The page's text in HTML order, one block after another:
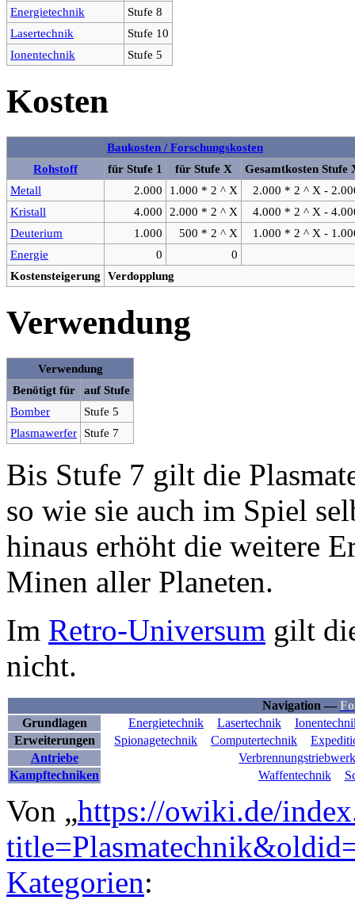
Energietechnik
Stufe 8
Lasertechnik
Stufe 10
Ionentechnik
Stufe 5
Kosten
Baukosten / Forschungskosten
Rohstoff
für Stufe 1 für Stufe X
Gesamtkosten Stufe
Metall
2.000 1.000 * 2 ^ X
2.000 * 2 ^ X -
Kristall
4.000 2.000 * 2 ^ X
4.000 * 2 ^ X -
Deuterium
1.000 500 * 2 ^ X
1.000 * 2 ^ X -
Energie
0
0
Kostensteigerung Verdopplung
Verwendung
Verwendung
Benötigt für
auf Stufe
Bomber
Stufe 5
Plasmawerfer Stufe 7
Bis Stufe 7 gilt die
so wie sie auch im Spiel
hinaus erhöht die weitere
Minen aller Planeten.
Im Retro-Universum gilt
nicht.
Navigation —
Grundlagen
Energietechnik Lasertechnik
Erweiterungen
Spionagetechnik Computertechnik
Antriebe
Kampftechniken
Waffentechnik
Von „https://owiki.de/
Kategorien: